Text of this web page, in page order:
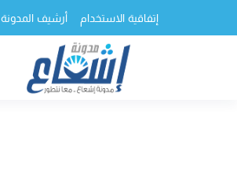
إتفاقية الاستخدام أرشيف المدونة